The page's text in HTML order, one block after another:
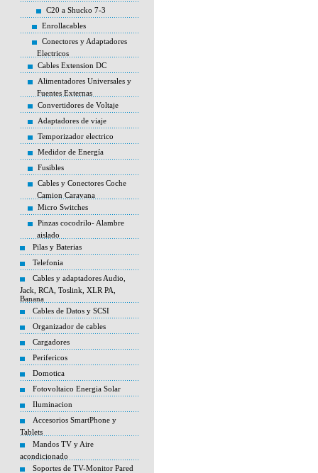
C20 a Shucko 7-3
Enrollacables
Conectores y Adaptadores
Electricos
Cables Extension DC
Alimentadores Universales y
Fuentes Externas
Convertidores de Voltaje
Adaptadores de viaje
Temporizador electrico
Medidor de Energía
Fusibles
Cables y Conectores Coche
Camion Caravana
Micro Switches
Pinzas cocodrilo- Alambre
aislado
Pilas y Baterias
Telefonia
Cables y adaptadores Audio,
Jack, RCA, Toslink, XLR PA,
Banana
Cables de Datos y SCSI
Organizador de cables
Cargadores
Perifericos
Domotica
Fotovoltaico Energia Solar
Iluminacion
Accesorios SmartPhone y
Tablets
Mandos TV y Aire
acondicionado
Soportes de TV-Monitor Pared